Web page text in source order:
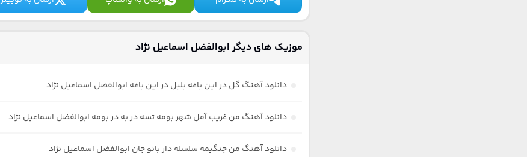
موزیک های دیگر ابوالفضل اسماعیل نژاد
دانلود آهنگ گل در این باغه بلبل در این باغه ابوالفضل اسماعیل نژاد
دانلود آهنگ من غریب آمل شهر بومه تسه در به در بومه ابوالفضل اسماعیل نژاد
دانلود آهنگ من جنگیمه سلسله دار بانو جان ابوالفضل اسماعیل نژاد